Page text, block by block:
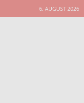
6. AUGUST 2026